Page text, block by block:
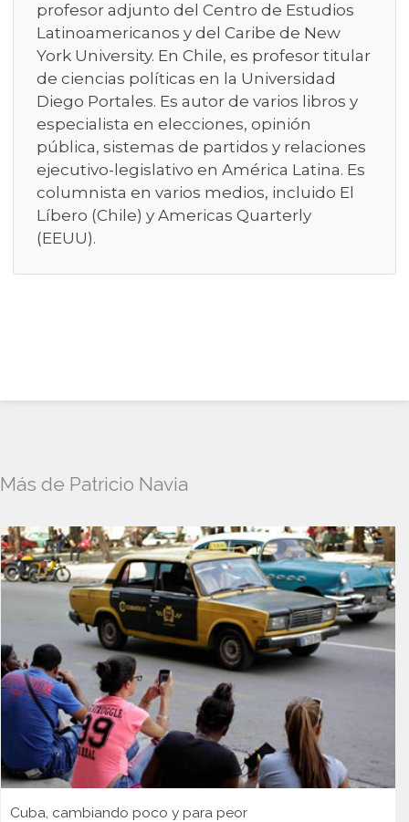
profesor adjunto del Centro de Estudios
Latinoamericanos y del Caribe de New
York University. En Chile, es profesor titular
de ciencias políticas en la Universidad
Diego Portales. Es autor de varios libros y
especialista en elecciones, opinión
pública, sistemas de partidos y relaciones
ejecutivo-legislativo en América Latina. Es
columnista en varios medios, incluido El
Líbero (Chile) y Americas Quarterly
(EEUU).
Más de Patricio Navia
Cuba, cambiando poco y para peor